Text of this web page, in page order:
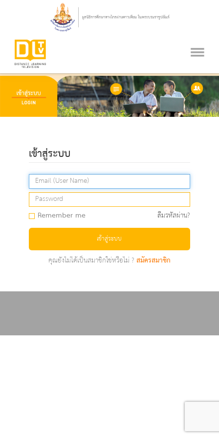
เข้าสู่ระบบ
Remember me ลืมรหัสผ่าน?
เข้าสู่ระบบ
คุณยังไม่ได้เป็นสมาชิกใช่หรือไม่ ?สมัครสมาชิก